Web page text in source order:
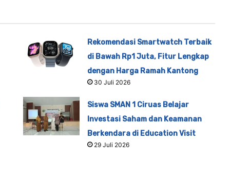
Rekomendasi Smartwatch Terbaik
di Bawah Rp1 Juta, Fitur Lengkap
dengan Harga Ramah Kantong
30 Juli 2026
Siswa SMAN 1 Ciruas Belajar
Investasi Saham dan Keamanan
Berkendara di Education Visit
29 Juli 2026